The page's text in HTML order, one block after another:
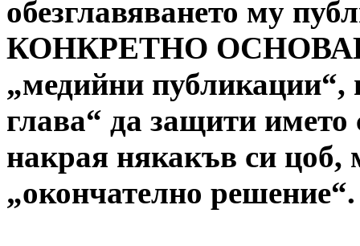
обезглавяването му
КОНКРЕТНО
„медийни публикации“,
глава“ да защити
накрая някакъв си
„окончателно решение“.